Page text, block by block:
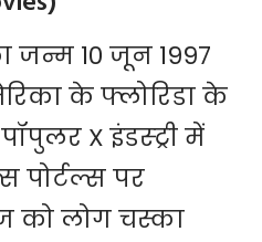
जन्म 10 जून 1997
के फ्लोरिडा के
X इंडस्ट्री में
पोर्टल्स पर
को लोग चस्का